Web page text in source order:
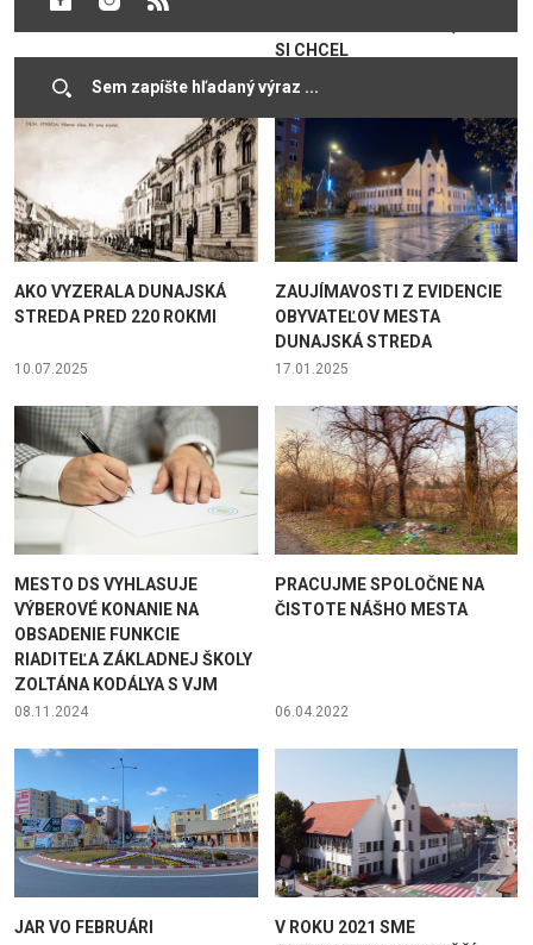
24.11.2025
SI CHCEL
AKO VYZERALA DUNAJSKÁ
STREDA PRED 220 ROKMI
10.07.2025
ZAUJÍMAVOSTI Z EVIDENCIE
OBYVATEĽOV MESTA
DUNAJSKÁ STREDA
17.01.2025
MESTO DS VYHLASUJE
VÝBEROVÉ KONANIE NA
OBSADENIE FUNKCIE
RIADITEĽA ZÁKLADNEJ ŠKOLY
ZOLTÁNA KODÁLYA S VJM
08.11.2024
PRACUJME SPOLOČNE NA
ČISTOTE NÁŠHO MESTA
06.04.2022
JAR VO FEBRUÁRI
V ROKU 2021 SME